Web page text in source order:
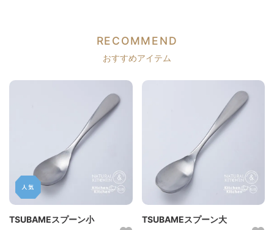
RECOMMEND
おすすめアイテム
TSUBAMEスプーン小
TSUBAMEスプーン大